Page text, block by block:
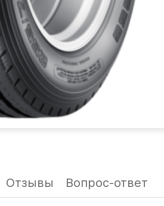
Отзывы Вопрос-ответ